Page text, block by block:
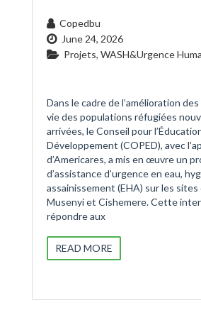
Copedbu
June 24, 2026
Projets, WASH&Urgence
Dans le cadre de l’amélioration
vie des populations réfugiées
arrivées, le Conseil pour
Développement (COPED), avec
d’Americares, a mis en œuvre un
d’assistance d’urgence en eau,
assainissement (EHA) sur les
Musenyi et Cishemere. Cette
répondre aux
READ MORE